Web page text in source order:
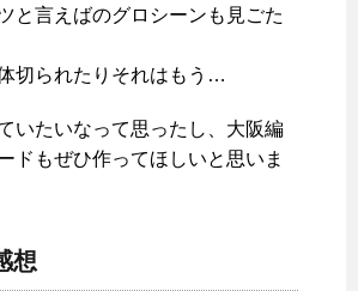
と言えばのグロシーンも見ごた
切られたりそれはもう…
いたいなって思ったし、大阪編
ドもぜひ作ってほしいと思いま
想